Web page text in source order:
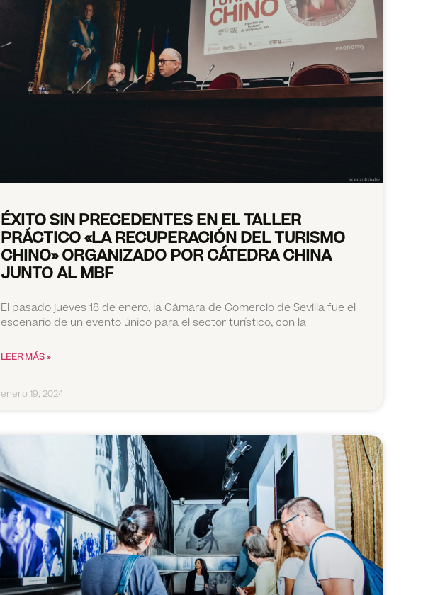
ÉXITO SIN PRECEDENTES EN EL TALLER
PRÁCTICO «LA RECUPERACIÓN DEL TURISMO
CHINO» ORGANIZADO POR CÁTEDRA CHINA
JUNTO AL MBF
El pasado jueves 18 de enero, la Cámara de Comercio de Sevilla fue el
escenario de un evento único para el sector turístico, con la
LEER MÁS »
enero 19, 2024